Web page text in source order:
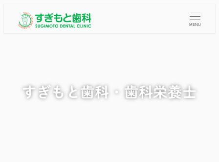
MENU
すぎもと歯科・歯科栄養士